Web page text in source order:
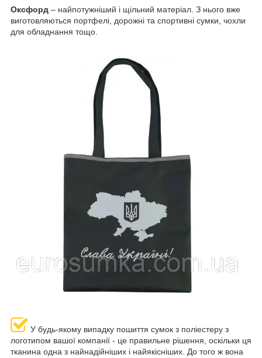
Оксфорд – найпотужніший і щільний матеріал. З нього вже
виготовляються портфелі, дорожні та спортивні сумки, чохли
для обладнання тощо.
У будь-якому випадку пошиття сумок з поліестеру з
логотипом вашої компанії - це правильне рішення, оскільки ця
тканина одна з найнадійніших і найякісніших. До того ж вона